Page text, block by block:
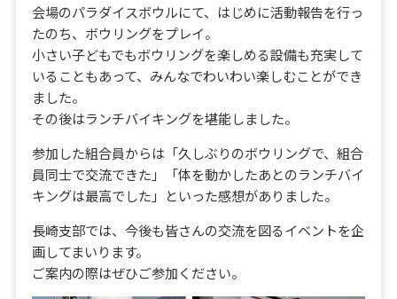
会場のパラダイスボウルにて、はじめに活動報告を行っ
たのち、ボウリングをプレイ。
小さい子どもでもボウリングを楽しめる設備も充実して
いることもあって、みんなでわいわい楽しむことができ
ました。
その後はランチバイキングを堪能しました。
参加した組合員からは「久しぶりのボウリングで、組合
員同士で交流できた」「体を動かしたあとのランチバイ
キングは最高でした」といった感想がありました。
長崎支部では、今後も皆さんの交流を図るイベントを企
画してまいります。
ご案内の際はぜひご参加ください。